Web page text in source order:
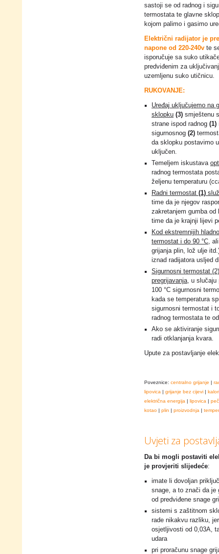
sastoji se od radnog i
termostata te glavne
kojom palimo i gasimo
Električni radijator je
napone od 220-240v te
isporučuje sa suko
predviđenim za
uzemljenu suko utičnicu.
RUKOVANJE:
Uređaj uključujemo na
sklopku (3) smještenu
strane ispod radnog (1)
sigurnosnog (2)
da sklopku postavimo
uključen.
Temeljem iskustava
radnog termostata
željenu temperaturu
Radni termostat (1)
time da je njegov
zakretanjem gumba
time da je krajnji lijevi
Kod ekstremnijih
termostat i do 90 °C,
grijanja plin, lož ulje
iznad radijatora usljed
Sigurnosni termostat
pregrijavanja, u slučaju
100 °C sigurnosni
kada se temperatura
sigurnosni termostat i
radnog termostata te
Ako se aktiviranje
radi otklanjanja kvara.
Upute za postavljanje
Poveznice: centralno grijanje |
lipovica | grijanje bez cijevi |
električna energija | lipovica |
kotao | plin | proizvodnja |
Uvjeti za
Da bi mogli postaviti
je provjeriti slijedeće:
imate li dovoljan
snage, a to znači da je
od predviđene snage
sistemi s zaštitnom
rade nikakvu razliku,
osjetljivosti od 0,03A,
udara
pri proračunu snage